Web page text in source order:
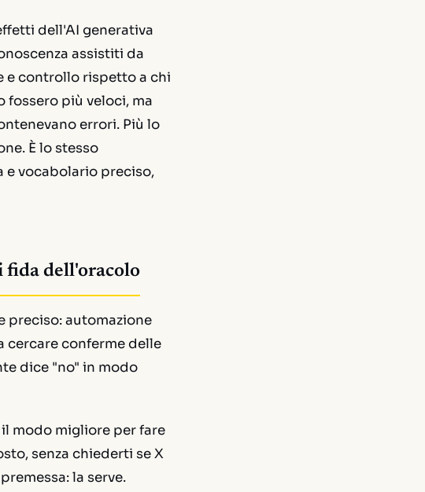
dell'AI generativa
assistiti da
e controllo rispetto a chi
fossero più veloci, ma
errori. Più lo
È lo stesso
e vocabolario preciso,
fida dell'oracolo
preciso: automazione
cercare conferme delle
dice "no" in modo
modo migliore per fare
senza chiederti se X
la serve.